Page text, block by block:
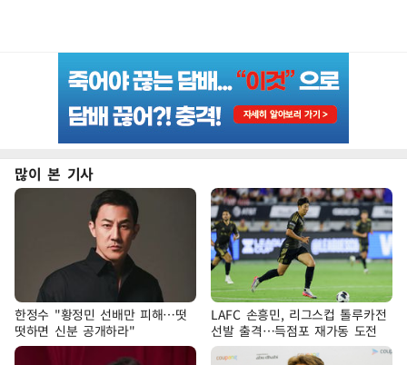
많이 본 기사
한정수 "황정민 선배만 피해…떳
떳하면 신분 공개하라"
LAFC 손흥민, 리그스컵 톨루카전
선발 출격…득점포 재가동 도전